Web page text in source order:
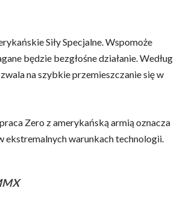
Siły Specjalne. Wspomoże
będzie bezgłośne działanie. Według
na szybkie przemieszczanie się w
Zero z amerykańską armią oznacza
warunkach technologii.